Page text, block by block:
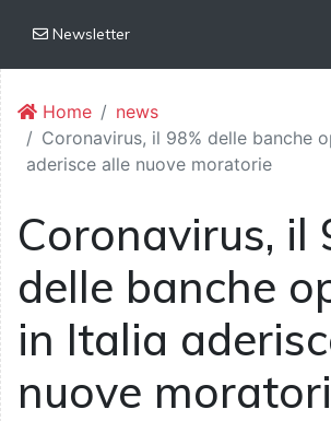
Newsletter
Home
news
Coronavirus, il 98% delle banche
aderisce alle nuove moratorie
Coronavirus, il
delle banche
in Italia
nuove